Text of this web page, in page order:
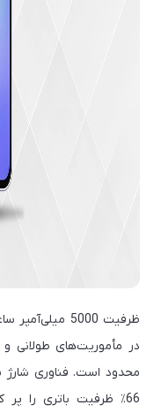
ظرفیت 5000
در مأموریت‌های طولانی
66٪ ظرفیت باتری را